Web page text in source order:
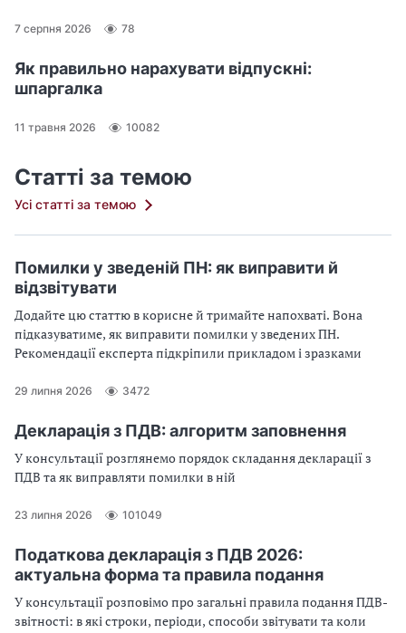
7 серпня 2026 78
Як правильно нарахувати відпускні:
шпаргалка
11 травня 2026 10082
Статті за темою
Усі статті за темою
Помилки у зведеній ПН: як виправити й
відзвітувати
Додайте цю статтю в корисне й тримайте напохваті. Вона
підказуватиме, як виправити помилки у зведених ПН.
Рекомендації експерта підкріпили прикладом і зразками
29 липня 2026 3472
Декларація з ПДВ: алгоритм заповнення
У консультації розглянемо порядок складання декларації з
ПДВ та як виправляти помилки в ній
23 липня 2026 101049
Податкова декларація з ПДВ 2026:
актуальна форма та правила подання
У консультації розповімо про загальні правила подання ПДВ-
звітності: в які строки, періоди, способи звітувати та коли